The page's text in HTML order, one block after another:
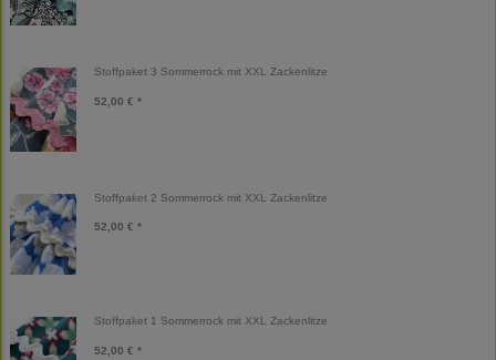
Stoffpaket 3 Sommerrock mit XXL Zackenlitze
52,00 € *
Stoffpaket 2 Sommerrock mit XXL Zackenlitze
52,00 € *
Stoffpaket 1 Sommerrock mit XXL Zackenlitze
52,00 € *